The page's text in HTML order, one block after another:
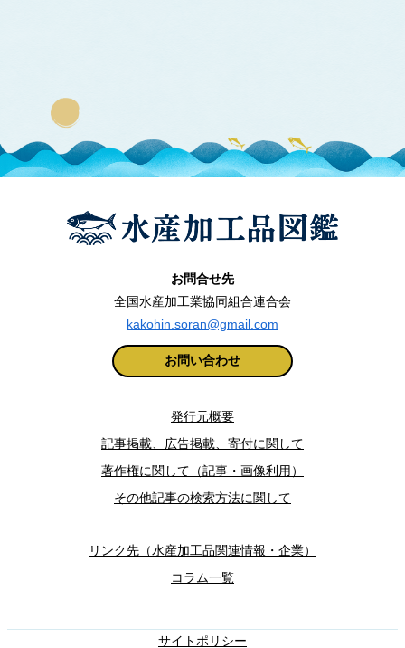
お問合せ先
全国水産加工業協同組合連合会
kakohin.soran@gmail.com
お問い合わせ
発行元概要
記事掲載、広告掲載、寄付に関して
著作権に関して（記事・画像利用）
その他記事の検索方法に関して
リンク先（水産加工品関連情報・企業）
コラム一覧
サイトポリシー